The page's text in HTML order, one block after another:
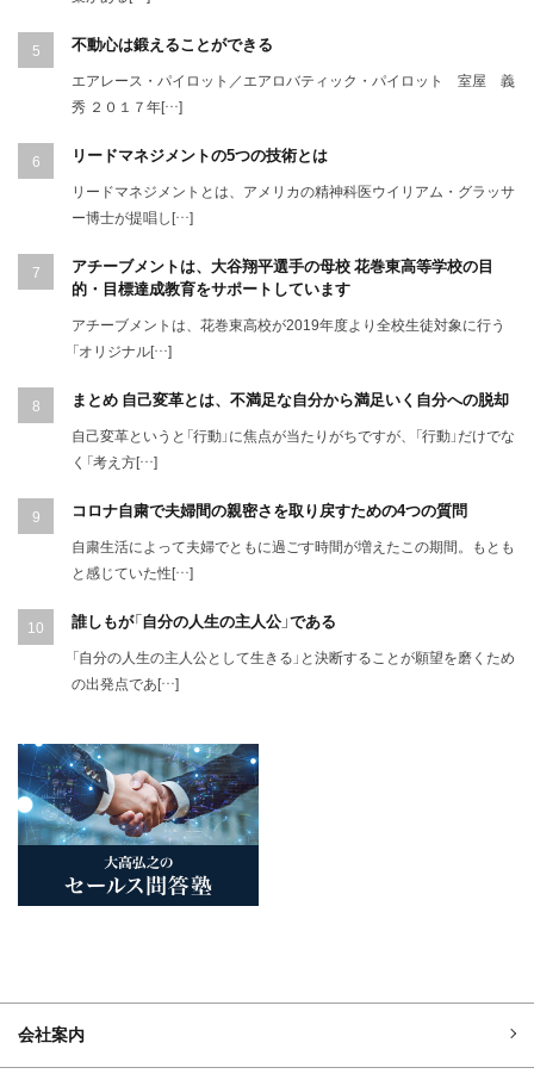
不動心は鍛えることができる
エアレース・パイロット／エアロバティック・パイロット 室屋 義
秀 ２０１７年[…]
リードマネジメントの5つの技術とは
リードマネジメントとは、アメリカの精神科医ウイリアム・グラッサ
ー博士が提唱し[…]
アチーブメントは、大谷翔平選手の母校 花巻東高等学校の目
的・目標達成教育をサポートしています
アチーブメントは、花巻東高校が2019年度より全校生徒対象に行う
「オリジナル[…]
まとめ 自己変革とは、不満足な自分から満足いく自分への脱却
自己変革というと「行動」に焦点が当たりがちですが、「行動」だけでな
く「考え方[…]
コロナ自粛で夫婦間の親密さを取り戻すための4つの質問
自粛生活によって夫婦でともに過ごす時間が増えたこの期間。もとも
と感じていた性[…]
誰しもが「自分の人生の主人公」である
「自分の人生の主人公として生きる」と決断することが願望を磨くため
の出発点であ[…]
会社案内